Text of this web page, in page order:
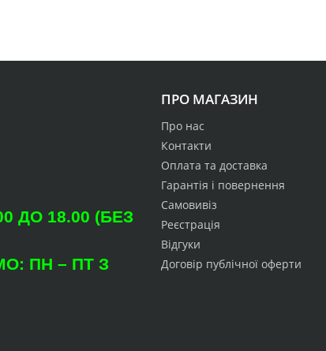
ПРО МАГАЗИН
Про нас
Контакти
Оплата та доставка
Гарантія і повернення
Самовивіз
Реєстрація
Відгуки
Договір публічної оферти
ДО 18.00 (БЕЗ
ПН – ПТ З